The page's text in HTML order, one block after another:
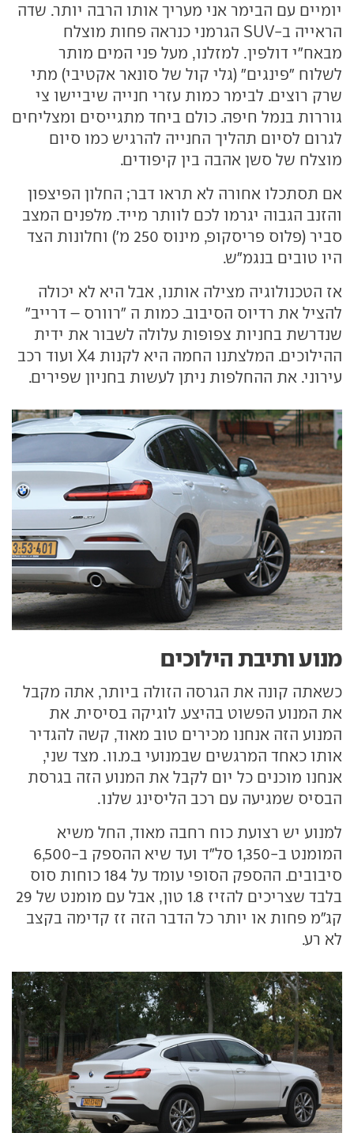
יומיים עם הבימר אני מעריך אותו הרבה יותר. שדה
הראייה ב-SUV הגרמני כנראה פחות מוצלח
מבאח"י דולפין. למזלנו, מעל פני המים מותר
לשלוח "פינגים" (גלי קול של סונאר אקטיבי) מתי
שרק רוצים. לבימר כמות עזרי חנייה שיביישו צי
גוררות בנמל חיפה. כולם ביחד מתגייסים ומצליחים
לגרום לסיום תהליך החנייה להרגיש כמו סיום
מוצלח של סשן אהבה בין קיפודים.
אם תסתכלו אחורה לא תראו דבר; החלון הפיצפון
והזנב הגבוה יגרמו לכם לוותר מייד. מלפנים המצב
סביר (פלוס פריסקופ, מינוס 250 מ') וחלונות הצד
היו טובים בנגמ"ש.
אז הטכנולוגיה מצילה אותנו, אבל היא לא יכולה
להציל את רדיוס הסיבוב. כמות ה "רוורס – דרייב"
שנדרשת בחניות צפופות עלולה לשבור את ידית
ההילוכים. המלצתנו החמה היא לקנות X4 ועוד רכב
עירוני. את ההחלפות ניתן לעשות בחניון שפירים.
מנוע ותיבת הילוכים
כשאתה קונה את הגרסה הזולה ביותר, אתה מקבל
את המנוע הפשוט בהיצע. לוגיקה בסיסית. את
המנוע הזה אנחנו מכירים טוב מאוד, קשה להגדיר
אותו כאחד המרגשים שבמנועי ב.מ.וו. מצד שני,
אנחנו מוכנים כל יום לקבל את המנוע הזה בגרסת
הבסיס שמגיעה עם רכב הליסינג שלנו.
למנוע יש רצועת כוח רחבה מאוד, החל משיא
המומנט ב-1,350 סל"ד ועד שיא ההספק ב-6,500
סיבובים. ההספק הסופי עומד על 184 כוחות סוס
בלבד שצריכים להזיז 1.8 טון, אבל עם מומנט של 29
קג"מ פחות או יותר כל הדבר הזה זז קדימה בקצב
לא רע.